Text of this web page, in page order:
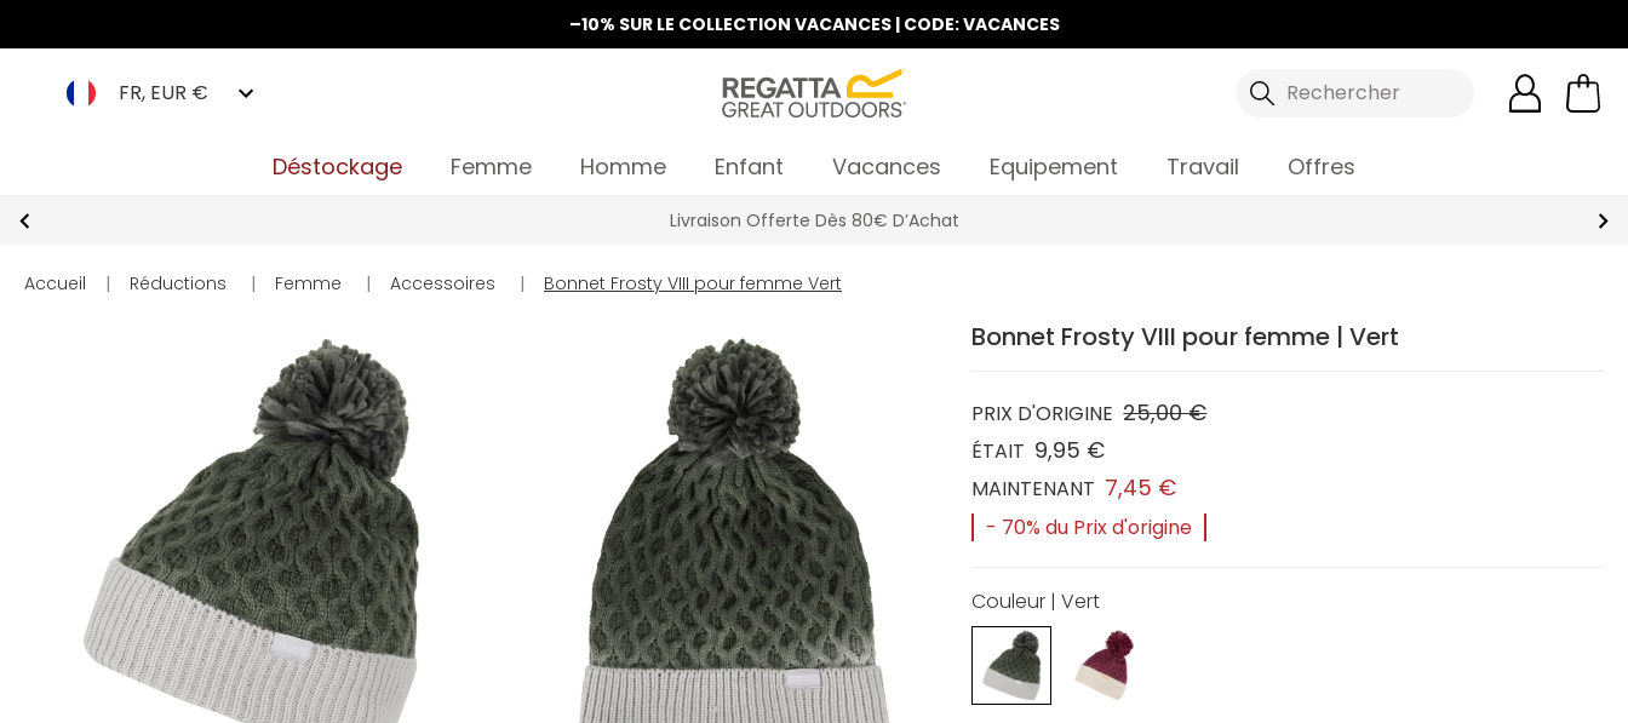
–10% SUR LE COLLECTION VACANCES | CODE: VACANCES
FR, EUR € Rechercher
Déstockage Femme Homme Enfant Vacances Equipement Travail Offres
Livraison Offerte Dès 80€ D’Achat
Accueil | Réductions | Femme | Accessoires | Bonnet Frosty VIII pour femme Vert
Bonnet Frosty VIII pour femme | Vert
PRIX D'ORIGINE 25,00 €
ÉTAIT 9,95 €
MAINTENANT 7,45 €
- 70% du Prix d'origine
Couleur | Vert